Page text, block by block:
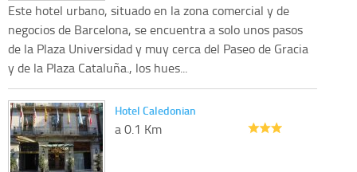
Este hotel urbano, situado en la zona comercial y de
negocios de Barcelona, se encuentra a solo unos pasos
de la Plaza Universidad y muy cerca del Paseo de Gracia
y de la Plaza Cataluña., los hues...
Hotel Caledonian
a 0.1 Km